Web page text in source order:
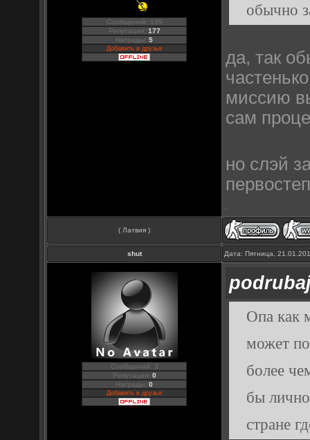
Сообщений: 139
Репутация: 177
Награды:5
Добавить в друзья
обычно
да, так
миссию
сам
но слэй
( Латвия )
shut Дата: Пятница,
Сообщений: 3
Репутация: 0
Награды:0
Добавить в друзья
Опа как
может
более
бы
стране